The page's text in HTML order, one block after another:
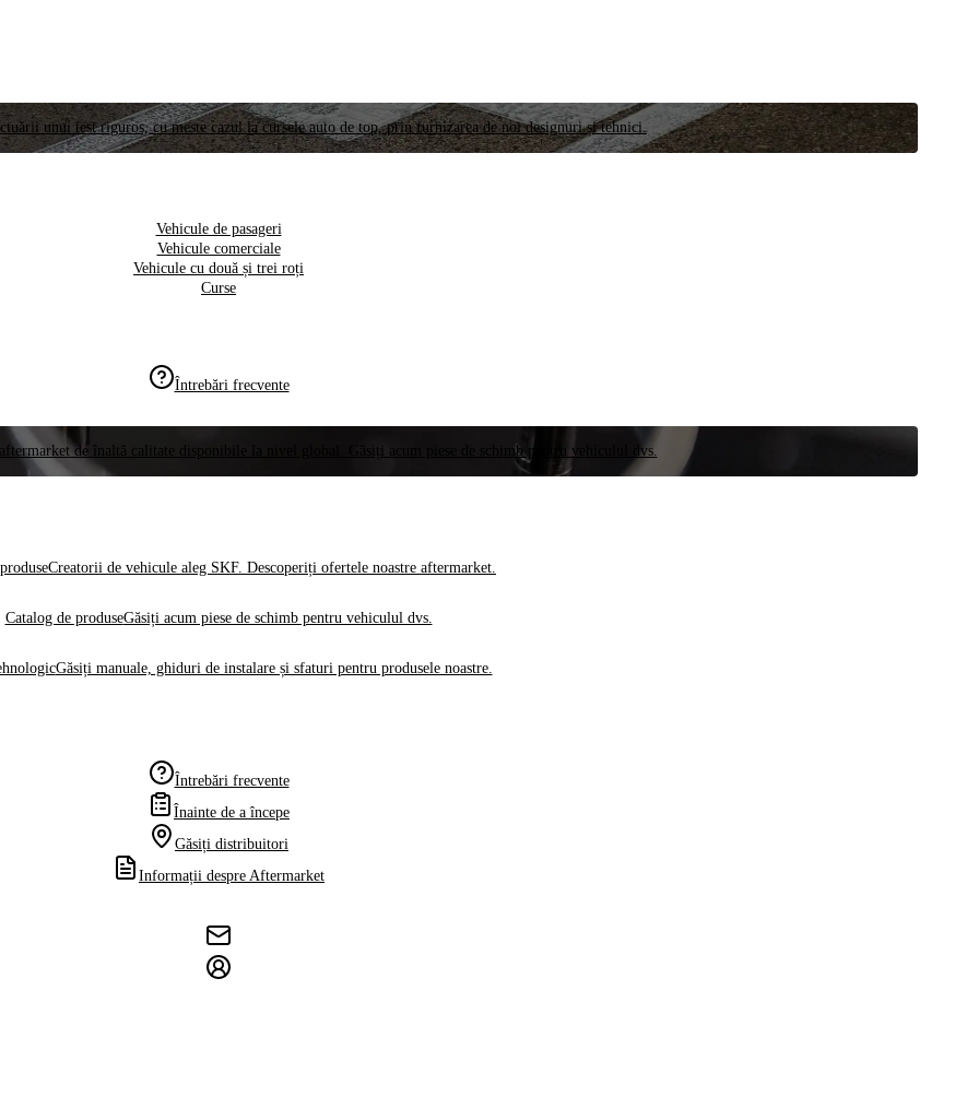
unui test riguros, cu meste cazul la cursele auto de top, prin furnizarea de noi designuri și tehnici.
Vehicule de pasageri
Vehicule comerciale
Vehicule cu două și trei roți
Curse
Întrebări frecvente
de înaltă calitate disponibile la nivel global. Găsiți acum piese de schimb pentru vehiculul dvs.
Creatorii de vehicule aleg SKF. Descoperiți ofertele noastre aftermarket.
Catalog de produseGăsiți acum piese de schimb pentru vehiculul dvs.
Găsiți manuale, ghiduri de instalare și sfaturi pentru produsele noastre.
Întrebări frecvente
Înainte de a începe
Găsiți distribuitori
Informații despre Aftermarket